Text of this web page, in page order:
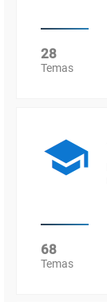
28
Temas
68
Temas